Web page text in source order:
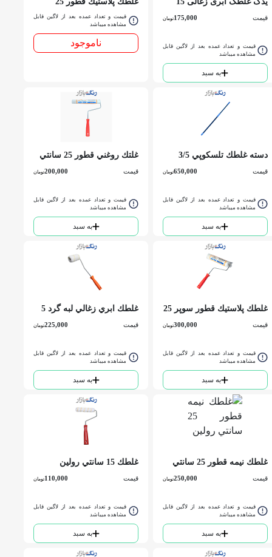
سانتی دوغوش
قیمت 175,000تومان
قیمت و تعداد عمده بعد از لاگین قابل
مشاهده میباشد
به سبد
سانتي تیک رول
قیمت و تعداد عمده بعد از لاگین قابل
مشاهده میباشد
ناموجود
دسته غلطك تلسكوپي 3/5
متري GSB
قیمت 650,000تومان
قیمت و تعداد عمده بعد از لاگین قابل
مشاهده میباشد
به سبد
غلتك روغني قطور 25 سانتي
تیک رول
قیمت 200,000تومان
قیمت و تعداد عمده بعد از لاگین قابل
مشاهده میباشد
به سبد
غلطك پلاستيك قطور سوپر 25
سانتي تیک رول
قیمت 300,000تومان
قیمت و تعداد عمده بعد از لاگین قابل
مشاهده میباشد
به سبد
غلطك ابري زغالي لبه گرد 5
سانتي دوغوش
قیمت 225,000تومان
قیمت و تعداد عمده بعد از لاگین قابل
مشاهده میباشد
به سبد
غلطك نيمه قطور 25 سانتي
رولین
قیمت 250,000تومان
قیمت و تعداد عمده بعد از لاگین قابل
مشاهده میباشد
به سبد
غلطك 15 سانتي رولین
قیمت 110,000تومان
قیمت و تعداد عمده بعد از لاگین قابل
مشاهده میباشد
به سبد